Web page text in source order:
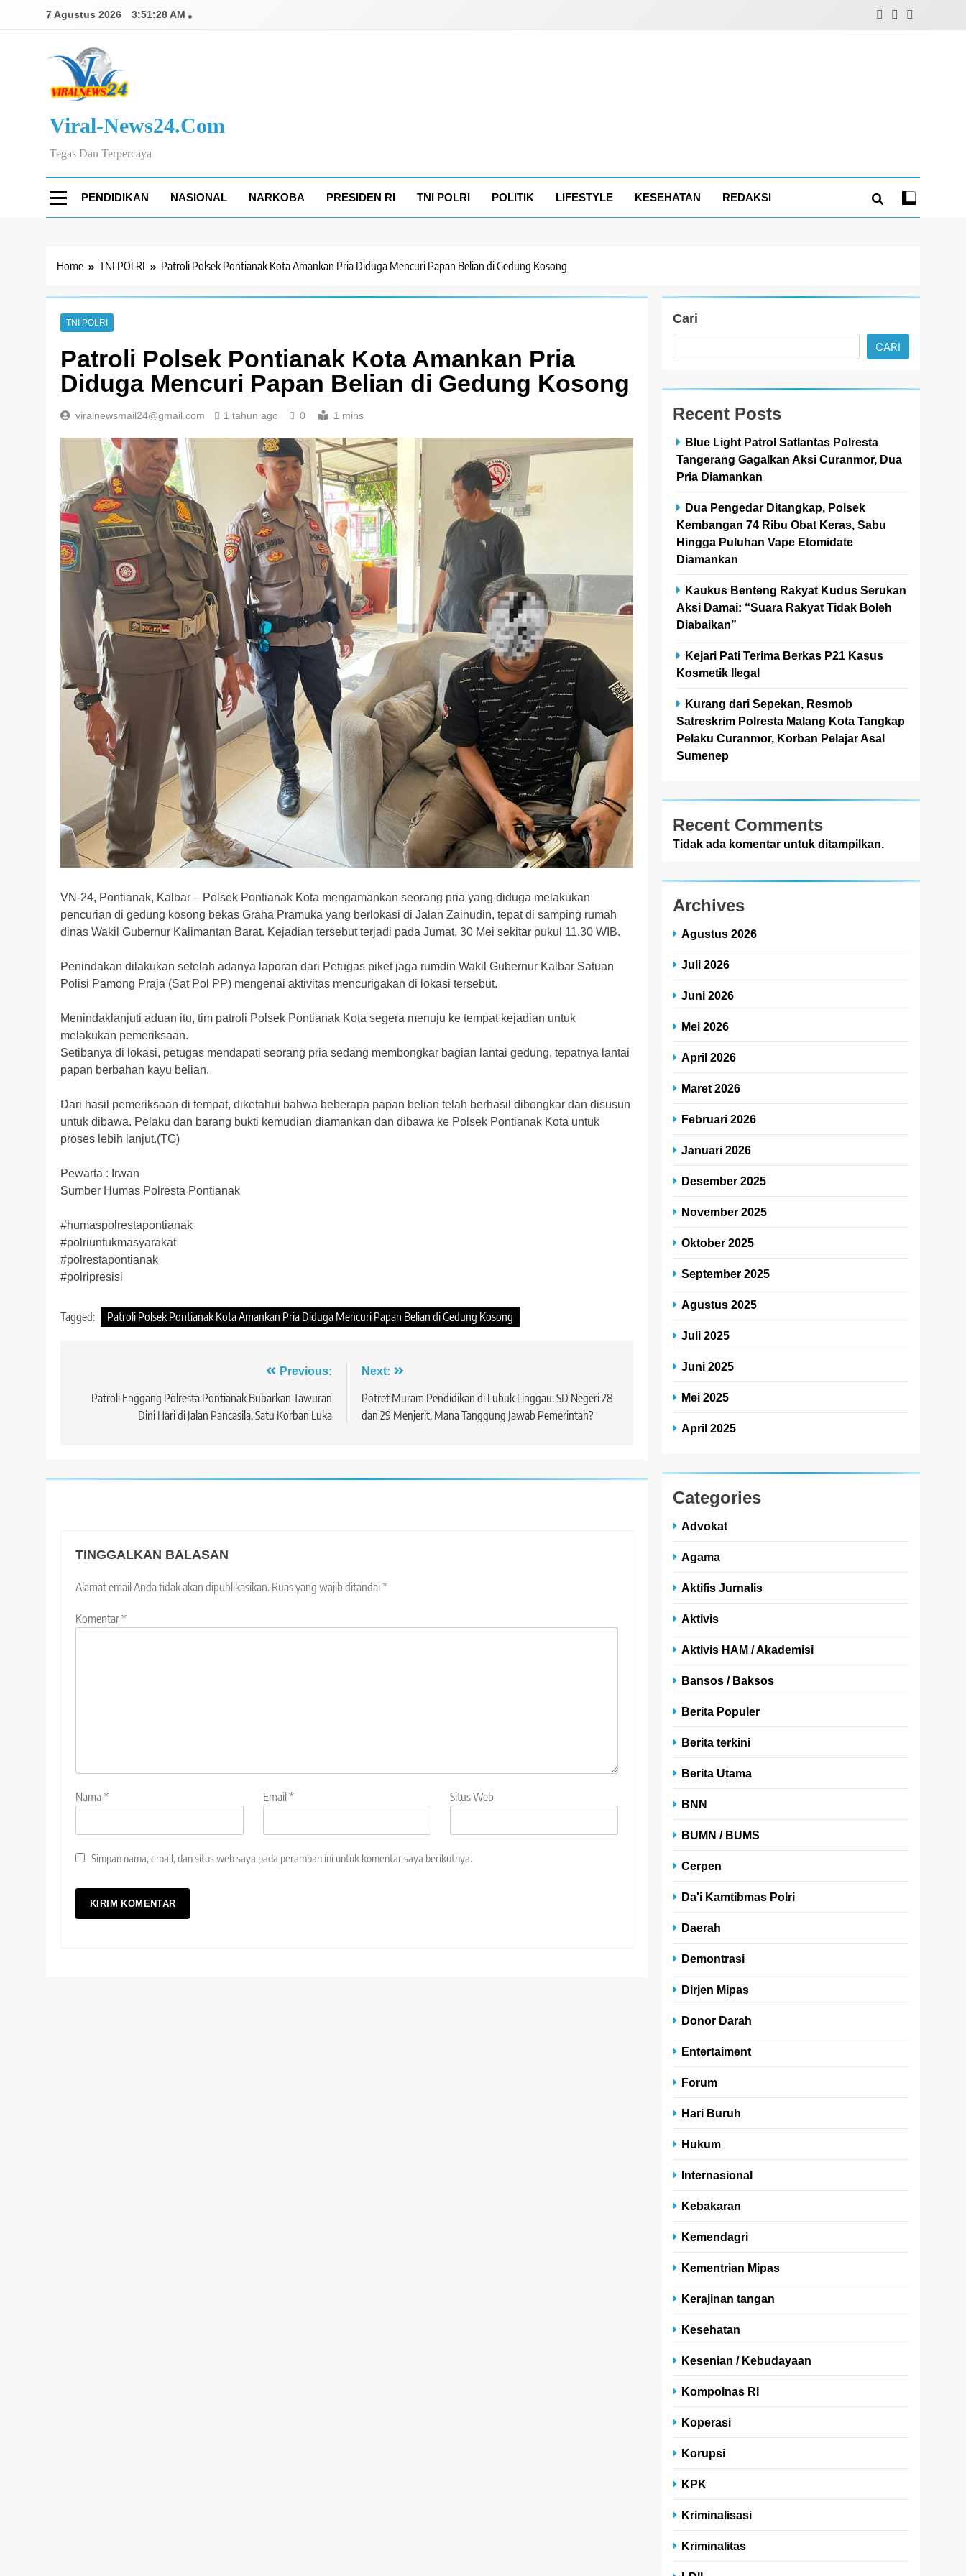
7 Agustus 2026 3:51:29 AM
Viral-News24.com
Tegas Dan Terpercaya
PENDIDIKAN NASIONAL NARKOBA PRESIDEN RI TNI POLRI POLITIK LIFESTYLE KESEHATAN REDAKSI
Home TNI POLRI Patroli Polsek Pontianak Kota Amankan Pria Diduga Mencuri Papan Belian di Gedung Kosong
TNI POLRI
Patroli Polsek Pontianak Kota Amankan Pria
Diduga Mencuri Papan Belian di Gedung Kosong
viralnewsmail24@gmail.com 1 tahun ago 0 1 mins
VN-24, Pontianak, Kalbar – Polsek Pontianak Kota mengamankan seorang pria yang diduga melakukan
pencurian di gedung kosong bekas Graha Pramuka yang berlokasi di Jalan Zainudin, tepat di samping rumah
dinas Wakil Gubernur Kalimantan Barat. Kejadian tersebut terjadi pada Jumat, 30 Mei sekitar pukul 11.30 WIB.
Penindakan dilakukan setelah adanya laporan dari Petugas piket jaga rumdin Wakil Gubernur Kalbar Satuan
Polisi Pamong Praja (Sat Pol PP) mengenai aktivitas mencurigakan di lokasi tersebut.
Menindaklanjuti aduan itu, tim patroli Polsek Pontianak Kota segera menuju ke tempat kejadian untuk
melakukan pemeriksaan.
Setibanya di lokasi, petugas mendapati seorang pria sedang membongkar bagian lantai gedung, tepatnya lantai
papan berbahan kayu belian.
Dari hasil pemeriksaan di tempat, diketahui bahwa beberapa papan belian telah berhasil dibongkar dan disusun
untuk dibawa. Pelaku dan barang bukti kemudian diamankan dan dibawa ke Polsek Pontianak Kota untuk
proses lebih lanjut.(TG)
Pewarta : Irwan
Sumber Humas Polresta Pontianak
#humaspolrestapontianak
#polriuntukmasyarakat
#polrestapontianak
#polripresisi
Tagged: Patroli Polsek Pontianak Kota Amankan Pria Diduga Mencuri Papan Belian di Gedung Kosong
pos
Previous:
Patroli Enggang Polresta Pontianak Bubarkan Tawuran
Dini Hari di Jalan Pancasila, Satu Korban Luka
Next:
Potret Muram Pendidikan di Lubuk Linggau: SD Negeri 28
dan 29 Menjerit, Mana Tanggung Jawab Pemerintah?
TINGGALKAN BALASAN
Alamat email Anda tidak akan dipublikasikan. Ruas yang wajib ditandai*
Komentar*
Nama* Email * Situs Web
Simpan nama, email, dan situs web saya pada peramban ini untuk komentar saya berikutnya.
Cari
CARI
Recent Posts
Blue Light Patrol Satlantas Polresta
Tangerang Gagalkan Aksi Curanmor, Dua
Pria Diamankan
Dua Pengedar Ditangkap, Polsek
Kembangan 74 Ribu Obat Keras, Sabu
Hingga Puluhan Vape Etomidate
Diamankan
Kaukus Benteng Rakyat Kudus Serukan
Aksi Damai: “Suara Rakyat Tidak Boleh
Diabaikan”
Kejari Pati Terima Berkas P21 Kasus
Kosmetik Ilegal
Kurang dari Sepekan, Resmob
Satreskrim Polresta Malang Kota Tangkap
Pelaku Curanmor, Korban Pelajar Asal
Sumenep
Recent Comments
Tidak ada komentar untuk ditampilkan.
Archives
Agustus 2026
Juli 2026
Juni 2026
Mei 2026
April 2026
Maret 2026
Februari 2026
Januari 2026
Desember 2025
November 2025
Oktober 2025
September 2025
Agustus 2025
Juli 2025
Juni 2025
Mei 2025
April 2025
Categories
Advokat
Agama
Aktifis Jurnalis
Aktivis
Aktivis HAM / Akademisi
Bansos / Baksos
Berita Populer
Berita terkini
Berita Utama
BNN
BUMN / BUMS
Cerpen
Da'i Kamtibmas Polri
Daerah
Demontrasi
Dirjen Mipas
Donor Darah
Entertaiment
Forum
Hari Buruh
Hukum
Internasional
Kebakaran
Kemendagri
Kementrian Mipas
Kerajinan tangan
Kesehatan
Kesenian / Kebudayaan
Kompolnas RI
Koperasi
Korupsi
KPK
Kriminalisasi
Kriminalitas